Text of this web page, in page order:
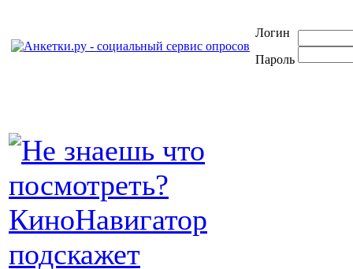
Логин
Пароль